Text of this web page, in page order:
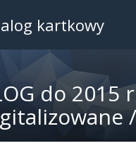
kartkowy
do 2015
/